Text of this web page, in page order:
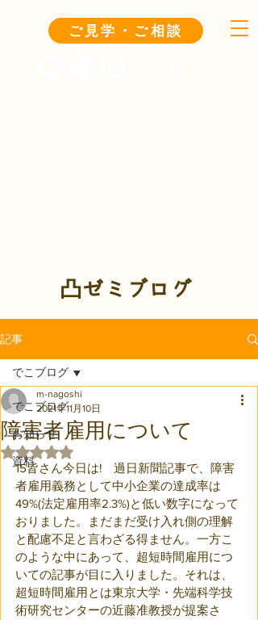
ご見学・ご相談
凸ゼミブログ
記事
でこブログ
お知らせ
資料
でこブログ
障害者雇用について
m-nagoshi
2021年11月10日
5つ星のうちNaNと評価されています。
15皆さん今日は!　過日新聞記事で、障害
者雇用義務として中小企業の達成率は
49%(法定雇用率2.3%)と低い数字になって
おりました。まだまだ受け入れ側の理解
と配慮不足と言わざる得ません。一方こ
のような中にあって、超短時間雇用につ
いての記事が目に入りました。それは、
超短時間雇用とは東京大学・先端科学技
術研究センターの近藤准教授が提案さ